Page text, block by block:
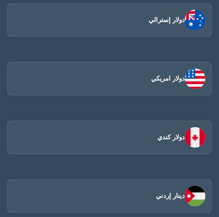
دولار إسترالي
دولار امريكي
دولار كندي
دينار إردني